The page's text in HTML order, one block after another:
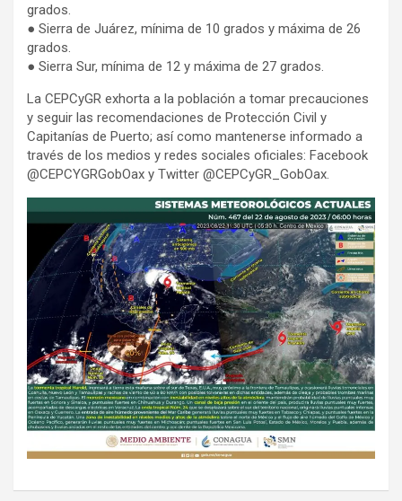
grados.
● Sierra de Juárez, mínima de 10 grados y máxima de 26
grados.
● Sierra Sur, mínima de 12 y máxima de 27 grados.
La CEPCyGR exhorta a la población a tomar precauciones
y seguir las recomendaciones de Protección Civil y
Capitanías de Puerto; así como mantenerse informado a
través de los medios y redes sociales oficiales: Facebook
@CEPCYGRGobOax y Twitter @CEPCyGR_GobOax.